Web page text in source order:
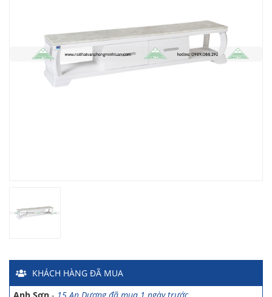
KHÁCH HÀNG ĐÃ MUA
Anh Quang
Chị Nghi
Chị Mai
-
Khu biệt thự Vincom Đường Hoa Lan đã mua 2 giờ
trước